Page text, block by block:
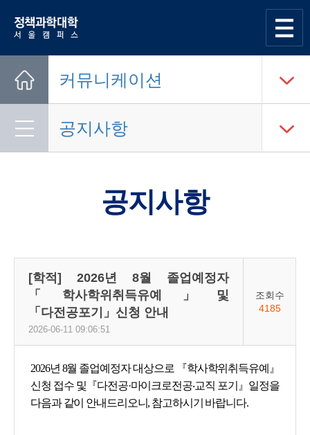
한양대학교
커뮤니케이션
공지사항
공지사항
[학적] 2026년 8월 졸업예정자
「학사학위취득유예」및
「다전공포기」신청 안내
2026-06-11 09:06:51
조회수
4185
2026년 8월 졸업예정자 대상으로 『학사학위취득유예』
신청 접수 및『다전공·마이크로전공·교직 포기』일정을
다음과 같이 안내드리오니, 참고하시기 바랍니다.